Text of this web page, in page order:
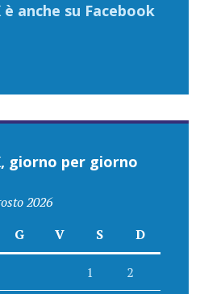
anche su Facebook
giorno per giorno
2026
G V S D
1 2